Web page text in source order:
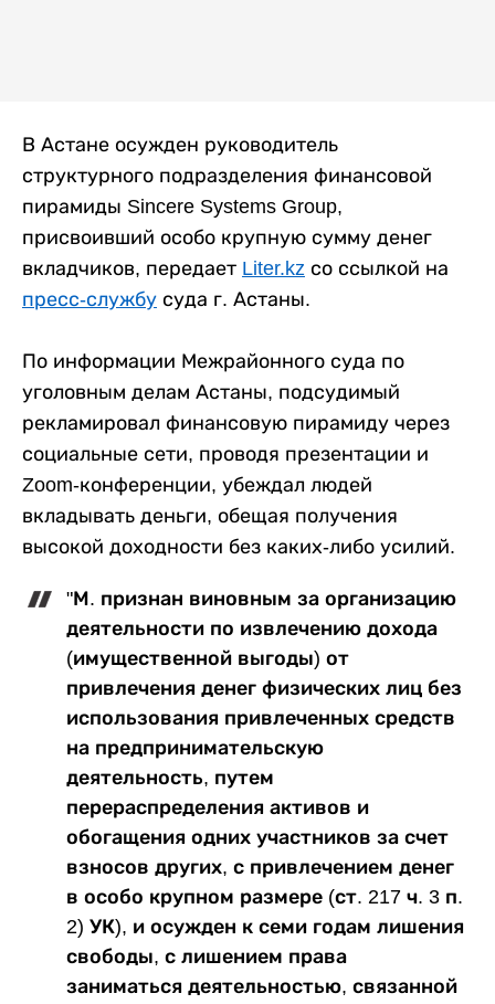
В Астане осужден руководитель
структурного подразделения финансовой
пирамиды Sincere Systems Group,
присвоивший особо крупную сумму денег
вкладчиков, передает Liter.kz со ссылкой на
пресс-службу суда г. Астаны.
По информации Межрайонного суда по
уголовным делам Астаны, подсудимый
рекламировал финансовую пирамиду через
социальные сети, проводя презентации и
Zoom-конференции, убеждал людей
вкладывать деньги, обещая получения
высокой доходности без каких-либо усилий.
"М. признан виновным за организацию
деятельности по извлечению дохода
(имущественной выгоды) от
привлечения денег физических лиц без
использования привлеченных средств
на предпринимательскую
деятельность, путем
перераспределения активов и
обогащения одних участников за счет
взносов других, с привлечением денег
в особо крупном размере (ст. 217 ч. 3 п.
2) УК), и осужден к семи годам лишения
свободы, с лишением права
заниматься деятельностью, связанной